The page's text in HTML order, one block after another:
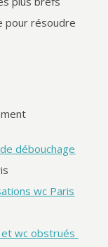
pour résoudre
débouchage
wc Paris
et wc obstrués